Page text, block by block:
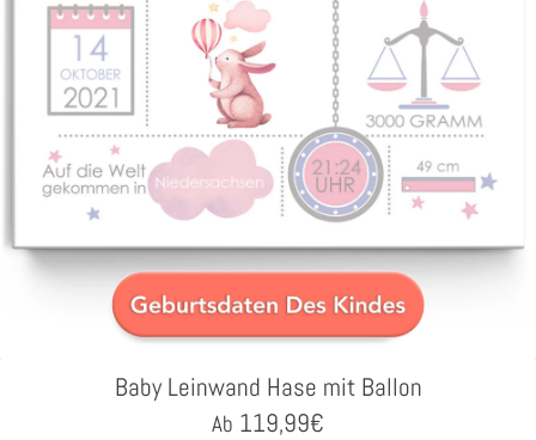
Baby Leinwand Hase mit Ballon
Ab 119,99€